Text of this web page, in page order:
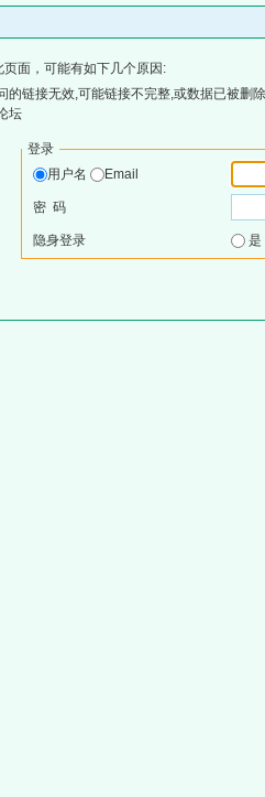
面，可能有如下几个原因:
的链接无效,可能链接不完整,或数据已被删
坛
登录
用户名
Email
密 码
隐身登录